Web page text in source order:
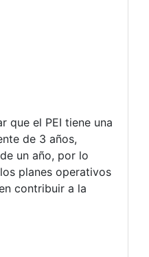
que el PEI tiene una
de 3 años,
un año, por lo
planes operativos
contribuir a la